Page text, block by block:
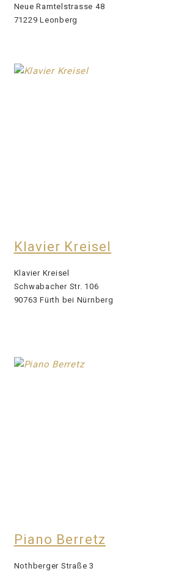
Neue Ramtelstrasse 48
71229 Leonberg
Klavier Kreisel
Klavier Kreisel
Schwabacher Str. 106
90763 Fürth bei Nürnberg
Piano Berretz
Nothberger Straße 3